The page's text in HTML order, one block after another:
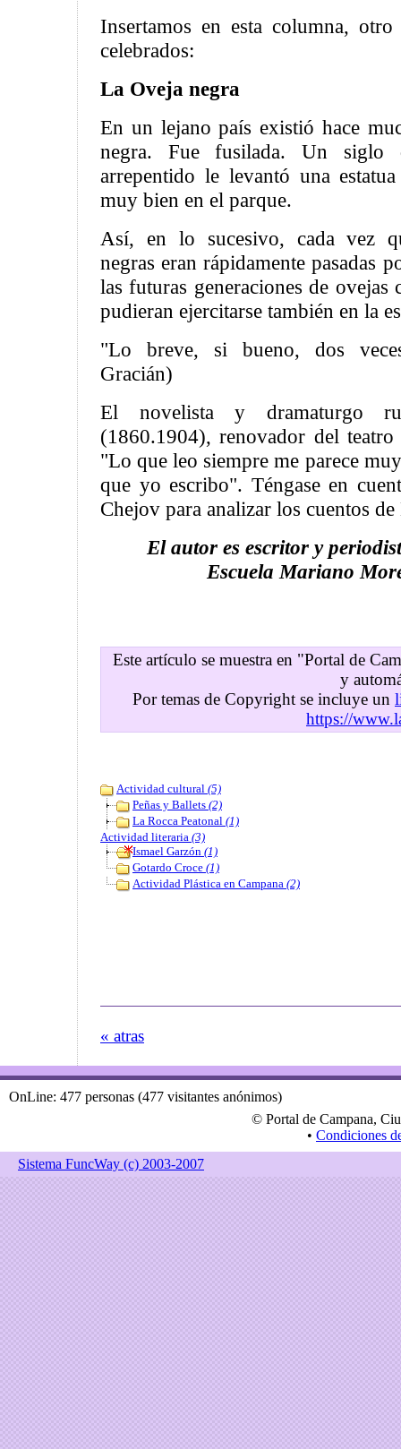
Insertamos en esta columna,
celebrados:
La Oveja negra
En un lejano país existió hace
negra. Fue fusilada. Un siglo
arrepentido le levantó una
muy bien en el parque.
Así, en lo sucesivo, cada vez
negras eran rápidamente pasadas
las futuras generaciones de ovejas
pudieran ejercitarse también en la
"Lo breve, si bueno, dos
Gracián)
El novelista y dramaturgo
(1860.1904), renovador del teatro
"Lo que leo siempre me parece
que yo escribo". Téngase en
Chejov para analizar los cuentos
El autor es escritor y
Escuela Mariano
Este artículo se muestra en "Portal de
y
Por temas de Copyright se incluye un
https://
Actividad cultural (5)
Peñas y Ballets (2)
La Rocca Peatonal (1)
Actividad literaria (3)
Ismael Garzón (1)
Gotardo Croce (1)
Actividad Plástica en Campana (2)
« atras
OnLine: 477 personas (477 visitantes anónimos)
© Portal de Campana,
• Condiciones
Sistema FuncWay (c) 2003-2007